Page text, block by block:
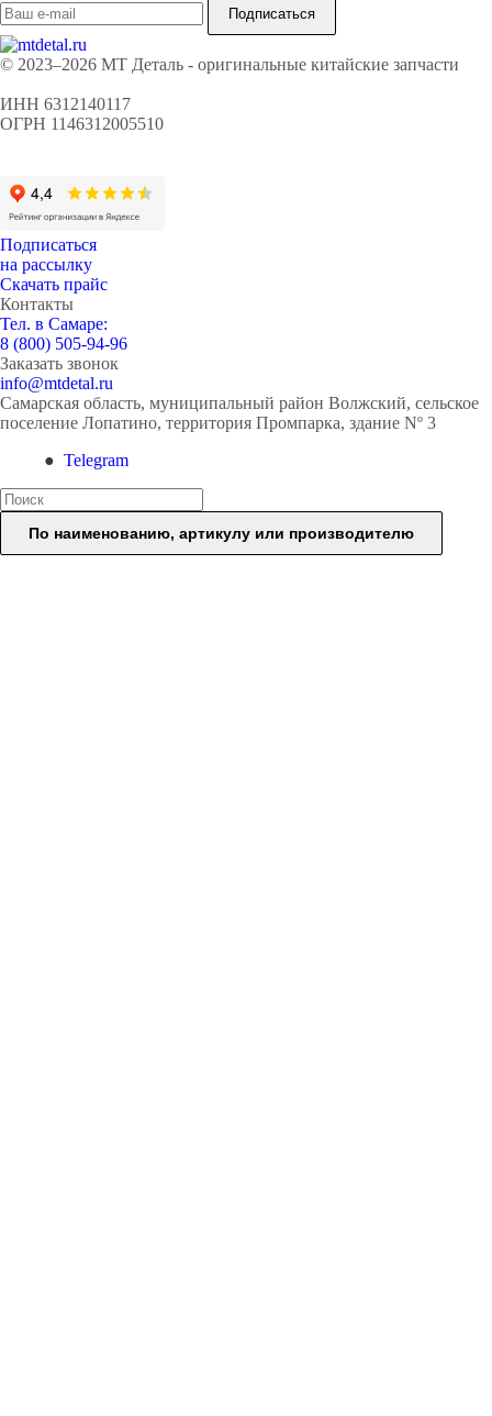
© 2023–2026 МТ Деталь - оригинальные китайские запчасти
ИНН 6312140117
ОГРН 1146312005510
Подписаться
на рассылку
Скачать прайс
Контакты
Тел. в Самаре:
8 (800) 505-94-96
Заказать звонок
info@mtdetal.ru
Самарская область, муниципальный район Волжский, сельское
поселение Лопатино, территория Промпарка, здание Nº 3
Telegram
По наименованию, артикулу или производителю